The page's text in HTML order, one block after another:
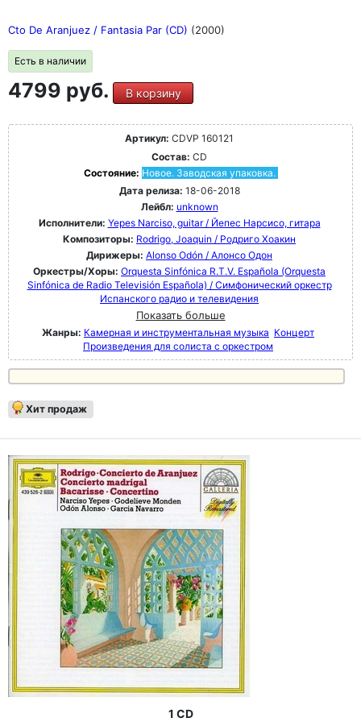
Мессиана, Булеза и Горецкого, а также Хольста,
Рахманинова, Сибелиуса, Айвза, Яначека, Равеля и
многих других.
Cto De Aranjuez / Fantasia Par (CD) (2000)
Есть в наличии
4799 руб. В корзину
Артикул: CDVP 160121
Состав: CD
Состояние: Новое. Заводская упаковка.
Дата релиза: 18-06-2018
Лейбл: unknown
Исполнители: Yepes Narciso, guitar / Йепес Нарсисо, гитара
Композиторы: Rodrigo, Joaquin / Родриго Хоакин
Дирижеры: Alonso Odón / Алонсо Одон
Оркестры/Хоры: Orquesta Sinfónica R.T.V. Española (Orquesta
Sinfónica de Radio Televisión Española) / Симфонический оркестр
Испанского радио и телевидения
Показать больше
Жанры: Камерная и инструментальная музыка Концерт
Произведения для солиста с оркестром
Хит продаж
1 CD